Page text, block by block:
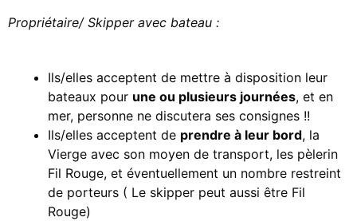
Propriétaire/ Skipper avec bateau :
Ils/elles acceptent de mettre à disposition leur
bateaux pour une ou plusieurs journées, et en
mer, personne ne discutera ses consignes !!
Ils/elles acceptent de prendre à leur bord, la
Vierge avec son moyen de transport, les pèlerin
Fil Rouge, et éventuellement un nombre restreint
de porteurs ( Le skipper peut aussi être Fil
Rouge)